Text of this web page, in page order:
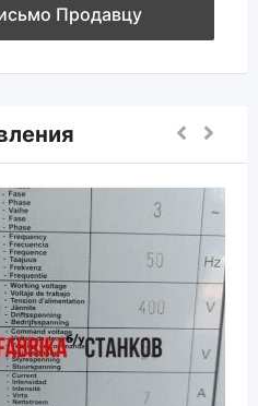
Продавцу